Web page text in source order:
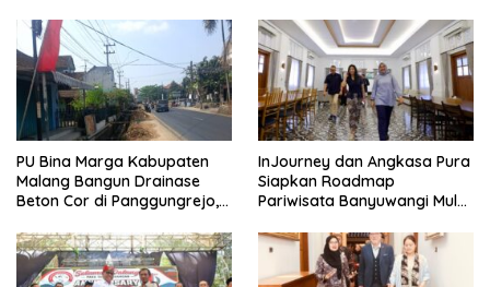
PANTAI SELAT BALI
PU Bina Marga Kabupaten
Malang Bangun Drainase
Beton Cor di Panggungrejo,
InJourney dan Angkasa Pura
Siapkan Roadmap
Pariwisata Banyuwangi Mulai